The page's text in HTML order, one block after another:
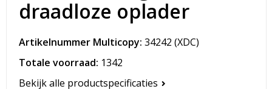
Schoenentassen
Schoudertassen
Sporttassen
draadloze oplader
Artikelnummer Multicopy: 34242 (XDC)
Totale voorraad: 1342
Bekijk alle productspecificaties